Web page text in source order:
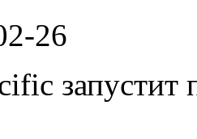
26